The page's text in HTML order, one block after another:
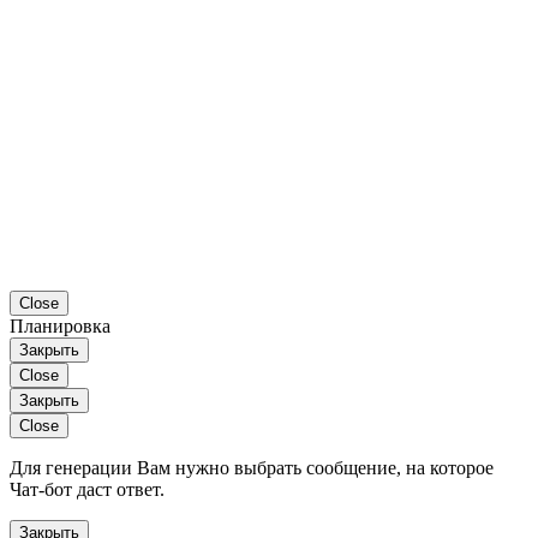
Close
Планировка
Закрыть
Close
Закрыть
Close
Для генерации Вам нужно выбрать сообщение, на которое
Чат-бот даст ответ.
Закрыть